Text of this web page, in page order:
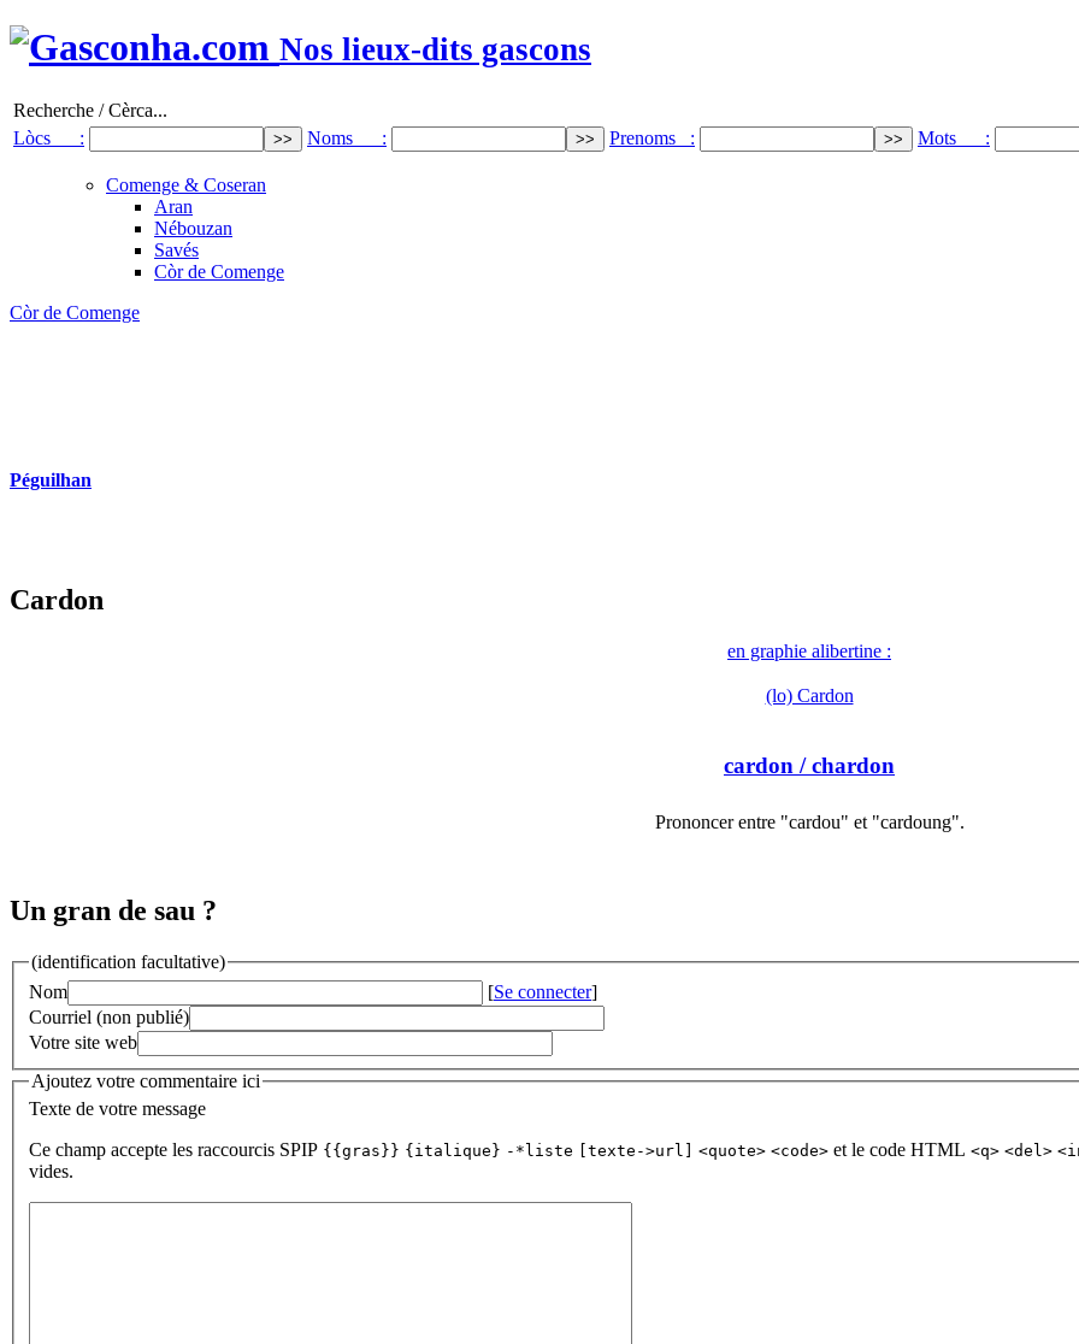
Nos lieux-dits gascons
Recherche / Cèrca...
Lòcs :
Noms : Prenoms : Mots :
Comenge & Coseran
Aran
Nébouzan
Savés
Còr de Comenge
Còr de Comenge
Péguilhan
Cardon
en graphie alibertine :
(lo) Cardon
cardon / chardon
Prononcer entre "cardou" et "cardoung".
Un gran de sau ?
(identification facultative)
Nom
[Se connecter]
Courriel (non publié)
Votre site web
Ajoutez votre commentaire ici
Texte de votre message
Ce champ accepte les raccourcis SPIP {{gras}} {italique} -*liste [texte->url] <quote> <code> et le code HTML <q> <del>
vides.